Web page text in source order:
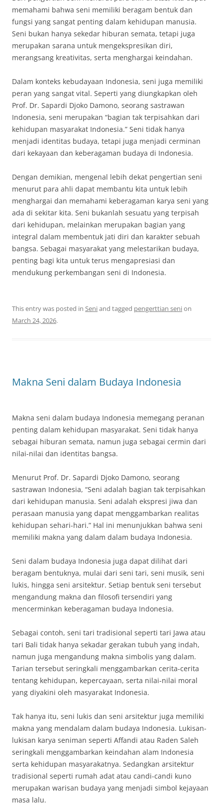
memahami bahwa seni memiliki beragam bentuk dan
fungsi yang sangat penting dalam kehidupan manusia.
Seni bukan hanya sekedar hiburan semata, tetapi juga
merupakan sarana untuk mengekspresikan diri,
merangsang kreativitas, serta menghargai keindahan.
Dalam konteks kebudayaan Indonesia, seni juga memiliki
peran yang sangat vital. Seperti yang diungkapkan oleh
Prof. Dr. Sapardi Djoko Damono, seorang sastrawan
Indonesia, seni merupakan “bagian tak terpisahkan dari
kehidupan masyarakat Indonesia.” Seni tidak hanya
menjadi identitas budaya, tetapi juga menjadi cerminan
dari kekayaan dan keberagaman budaya di Indonesia.
Dengan demikian, mengenal lebih dekat pengertian seni
menurut para ahli dapat membantu kita untuk lebih
menghargai dan memahami keberagaman karya seni yang
ada di sekitar kita. Seni bukanlah sesuatu yang terpisah
dari kehidupan, melainkan merupakan bagian yang
integral dalam membentuk jati diri dan karakter sebuah
bangsa. Sebagai masyarakat yang melestarikan budaya,
penting bagi kita untuk terus mengapresiasi dan
mendukung perkembangan seni di Indonesia.
This entry was posted in Seniand tagged pengerttian senion
March 24, 2026.
Makna Seni dalam Budaya Indonesia
Makna seni dalam budaya Indonesia memegang peranan
penting dalam kehidupan masyarakat. Seni tidak hanya
sebagai hiburan semata, namun juga sebagai cermin dari
nilai-nilai dan identitas bangsa.
Menurut Prof. Dr. Sapardi Djoko Damono, seorang
sastrawan Indonesia, “Seni adalah bagian tak terpisahkan
dari kehidupan manusia. Seni adalah ekspresi jiwa dan
perasaan manusia yang dapat menggambarkan realitas
kehidupan sehari-hari.” Hal ini menunjukkan bahwa seni
memiliki makna yang dalam dalam budaya Indonesia.
Seni dalam budaya Indonesia juga dapat dilihat dari
beragam bentuknya, mulai dari seni tari, seni musik, seni
lukis, hingga seni arsitektur. Setiap bentuk seni tersebut
mengandung makna dan filosofi tersendiri yang
mencerminkan keberagaman budaya Indonesia.
Sebagai contoh, seni tari tradisional seperti tari Jawa atau
tari Bali tidak hanya sekadar gerakan tubuh yang indah,
namun juga mengandung makna simbolis yang dalam.
Tarian tersebut seringkali menggambarkan cerita-cerita
tentang kehidupan, kepercayaan, serta nilai-nilai moral
yang diyakini oleh masyarakat Indonesia.
Tak hanya itu, seni lukis dan seni arsitektur juga memiliki
makna yang mendalam dalam budaya Indonesia. Lukisan-
lukisan karya seniman seperti Affandi atau Raden Saleh
seringkali menggambarkan keindahan alam Indonesia
serta kehidupan masyarakatnya. Sedangkan arsitektur
tradisional seperti rumah adat atau candi-candi kuno
merupakan warisan budaya yang menjadi simbol kejayaan
masa lalu.